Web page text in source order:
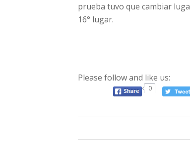
prueba tuvo que cambiar
16° lugar.
Please follow and like us:
0